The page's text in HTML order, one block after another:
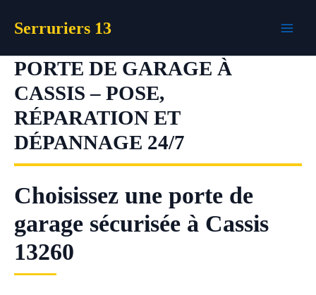
Serruriers 13
PORTE DE GARAGE À
CASSIS – POSE,
RÉPARATION ET
DÉPANNAGE 24/7
Choisissez une porte de
garage sécurisée à Cassis
13260